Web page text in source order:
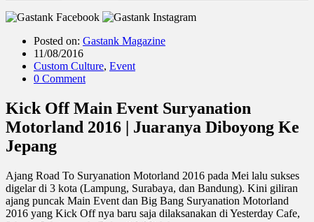
Posted on: Gastank Magazine
11/08/2016
Custom Culture, Event
0 Comment
Kick Off Main Event Suryanation
Motorland 2016 | Juaranya Diboyong Ke
Jepang
Ajang Road To Suryanation Motorland 2016 pada Mei lalu sukses
digelar di 3 kota (Lampung, Surabaya, dan Bandung). Kini giliran
ajang puncak Main Event dan Big Bang Suryanation Motorland
2016 yang Kick Off nya baru saja dilaksanakan di Yesterday Cafe,